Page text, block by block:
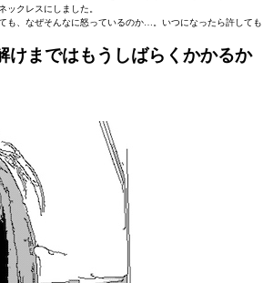
ックレスにしました。
も、なぜそんなに怒っているのか…。いつになったら許しても
けまではもうしばらくかかるか